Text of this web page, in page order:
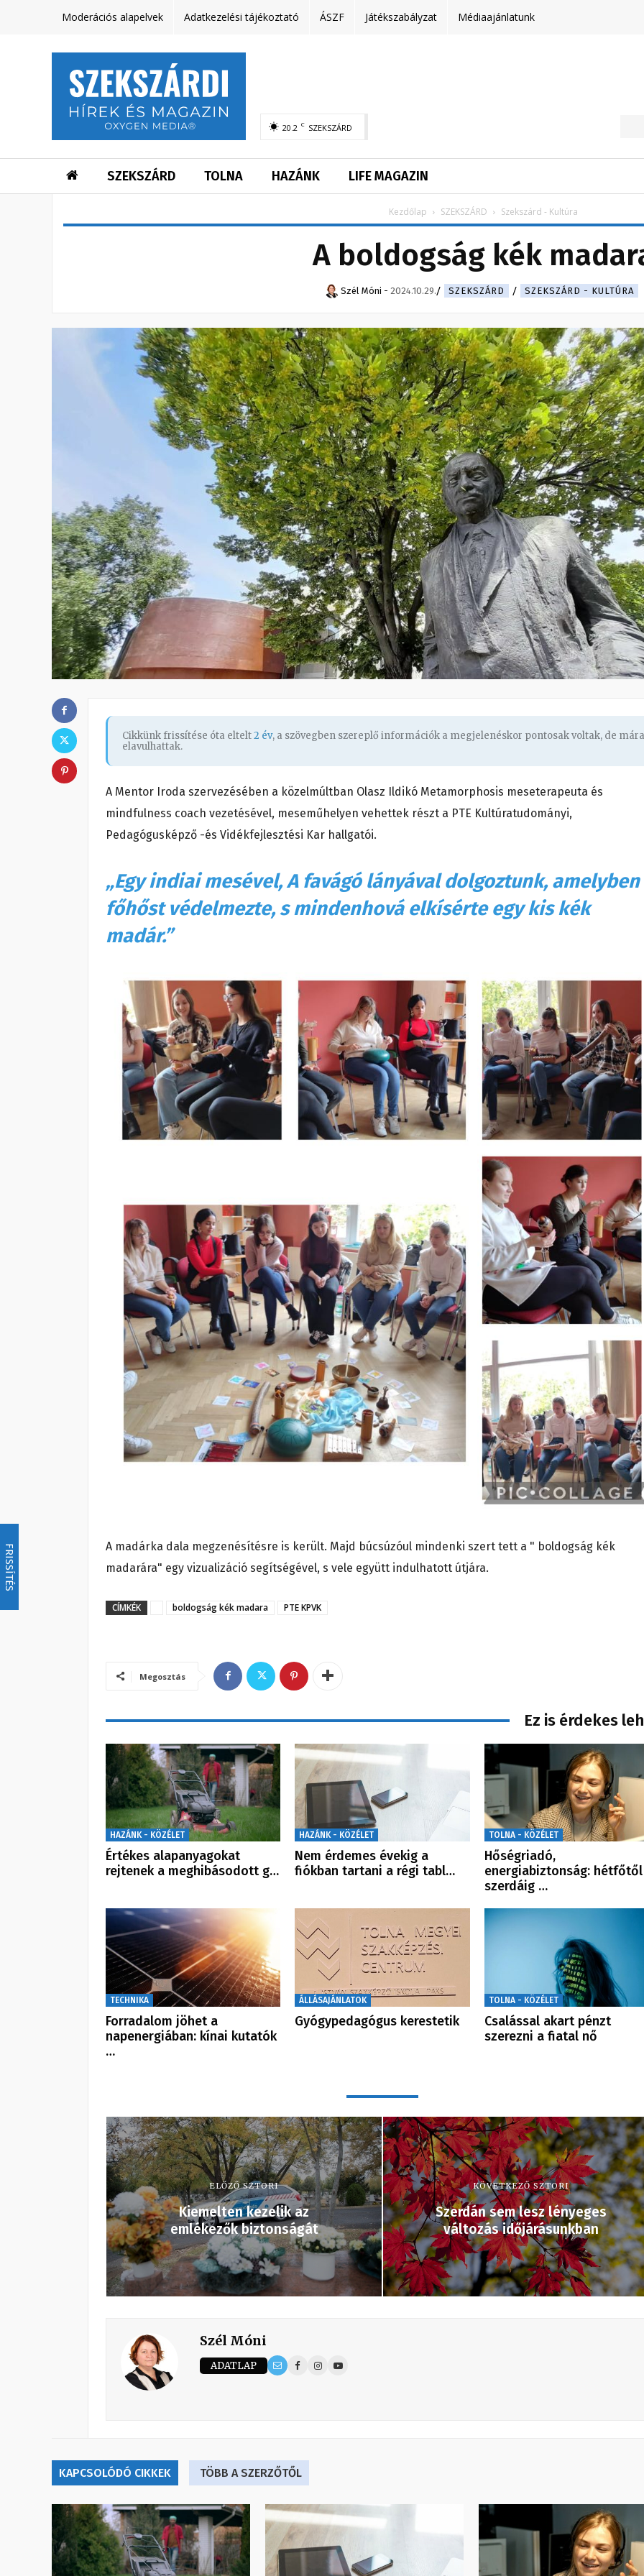
FRISSÍTÉS
Moderációs alapelvek Adatkezelési tájékoztató ÁSZF Játékszabályzat Médiaajánlatunk
20.2 C SZEKSZÁRD
SZEKSZÁRD TOLNA HAZÁNK LIFE MAGAZIN
Kezdőlap SZEKSZÁRD Szekszárd - Kultúra
A boldogság kék
Szél Móni - 2024.10.29. SZEKSZÁRD SZEKSZÁRD - KULTÚRA
Cikkünk frissítése óta eltelt2 év, a szövegben szereplő információk a megjelenéskor pontosak voltak, de mára
elavulhattak.
A Mentor Iroda szervezésében a közelmúltban Olasz Ildikó Metamorphosis meseterapeuta és
mindfulness coach vezetésével, meseműhelyen vehettek részt a PTE Kultúratudományi,
Pedagógusképző -és Vidékfejlesztési Kar hallgatói.
„Egy indiai mesével, A favágó lányával dolgoztunk, amelyben
főhőst védelmezte, s mindenhová elkísérte egy kis kék
madár.”
A madárka dala megzenésítésre is került. Majd búcsúzóul mindenki szert tett a " boldogság kék
madarára" egy vizualizáció segítségével, s vele együtt indulhatott útjára.
CÍMKÉK boldogság kék madara PTE KPVK
Megosztás
Ez is érdekes
HAZÁNK - KÖZÉLET
Értékes alapanyagokat
rejtenek a meghibásodott g…
HAZÁNK - KÖZÉLET
Nem érdemes évekig a
fiókban tartani a régi tabl…
TOLNA - KÖZÉLET
Hőségriadó,
energiabiztonság: hétfőtől
szerdáig …
TECHNIKA
Forradalom jöhet a
napenergiában: kínai kutatók
…
ÁLLÁSAJÁNLATOK
Gyógypedagógus kerestetik
TOLNA - KÖZÉLET
Csalással akart pénzt
szerezni a fiatal nő
ELŐZŐ SZTORI
Kiemelten kezelik az
emlékezők biztonságát
KÖVETKEZŐ SZTORI
Szerdán sem lesz lényeges
változás időjárásunkban
Szél Móni
ADATLAP
KAPCSOLÓDÓ CIKKEK TÖBB A SZERZŐTŐL